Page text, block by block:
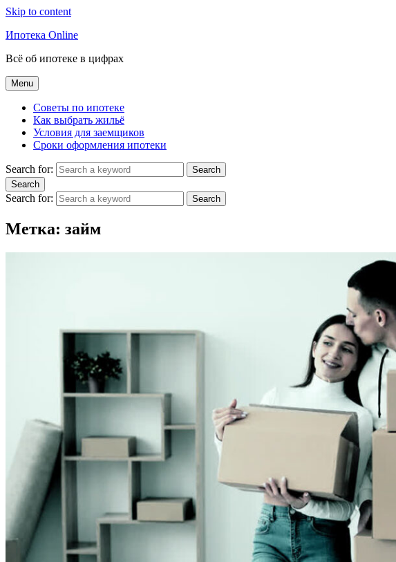
Skip to content
Ипотека Online
Всё об ипотеке в цифрах
Menu
Советы по ипотеке
Как выбрать жильё
Условия для заемщиков
Сроки оформления ипотеки
Search for:
Search
Search
Search for: Search
Метка: займ